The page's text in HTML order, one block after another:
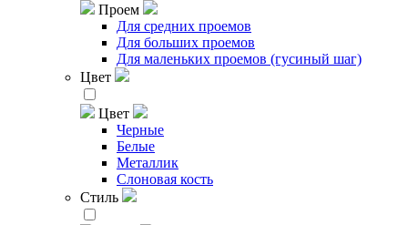
Проем
Для средних проемов
Для больших проемов
Для маленьких проемов (гусиный шаг)
Цвет
Цвет
Черные
Белые
Металлик
Слоновая кость
Стиль